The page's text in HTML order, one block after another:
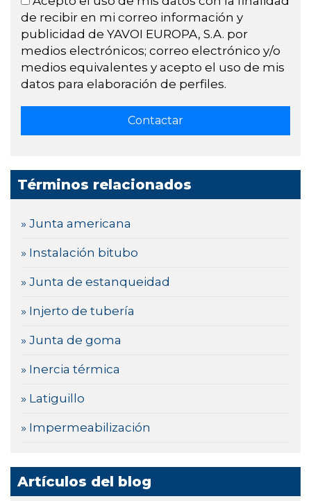
de recibir en mi correo información y
publicidad de YAVOI EUROPA, S.A. por
medios electrónicos; correo electrónico y/o
medios equivalentes y acepto el uso de mis
datos para elaboración de perfiles.
Términos relacionados
» Junta americana
» Instalación bitubo
» Junta de estanqueidad
» Injerto de tubería
» Junta de goma
» Inercia térmica
» Latiguillo
» Impermeabilización
Artículos del blog